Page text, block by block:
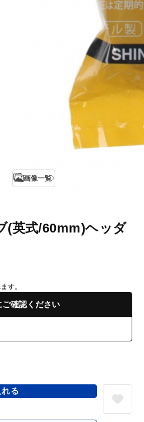
画像一覧
(英式/60mm)ヘッダ
す。
ご確認ください
る